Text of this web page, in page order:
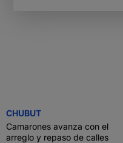
CHUBUT
Camarones avanza con el
arreglo y repaso de calles